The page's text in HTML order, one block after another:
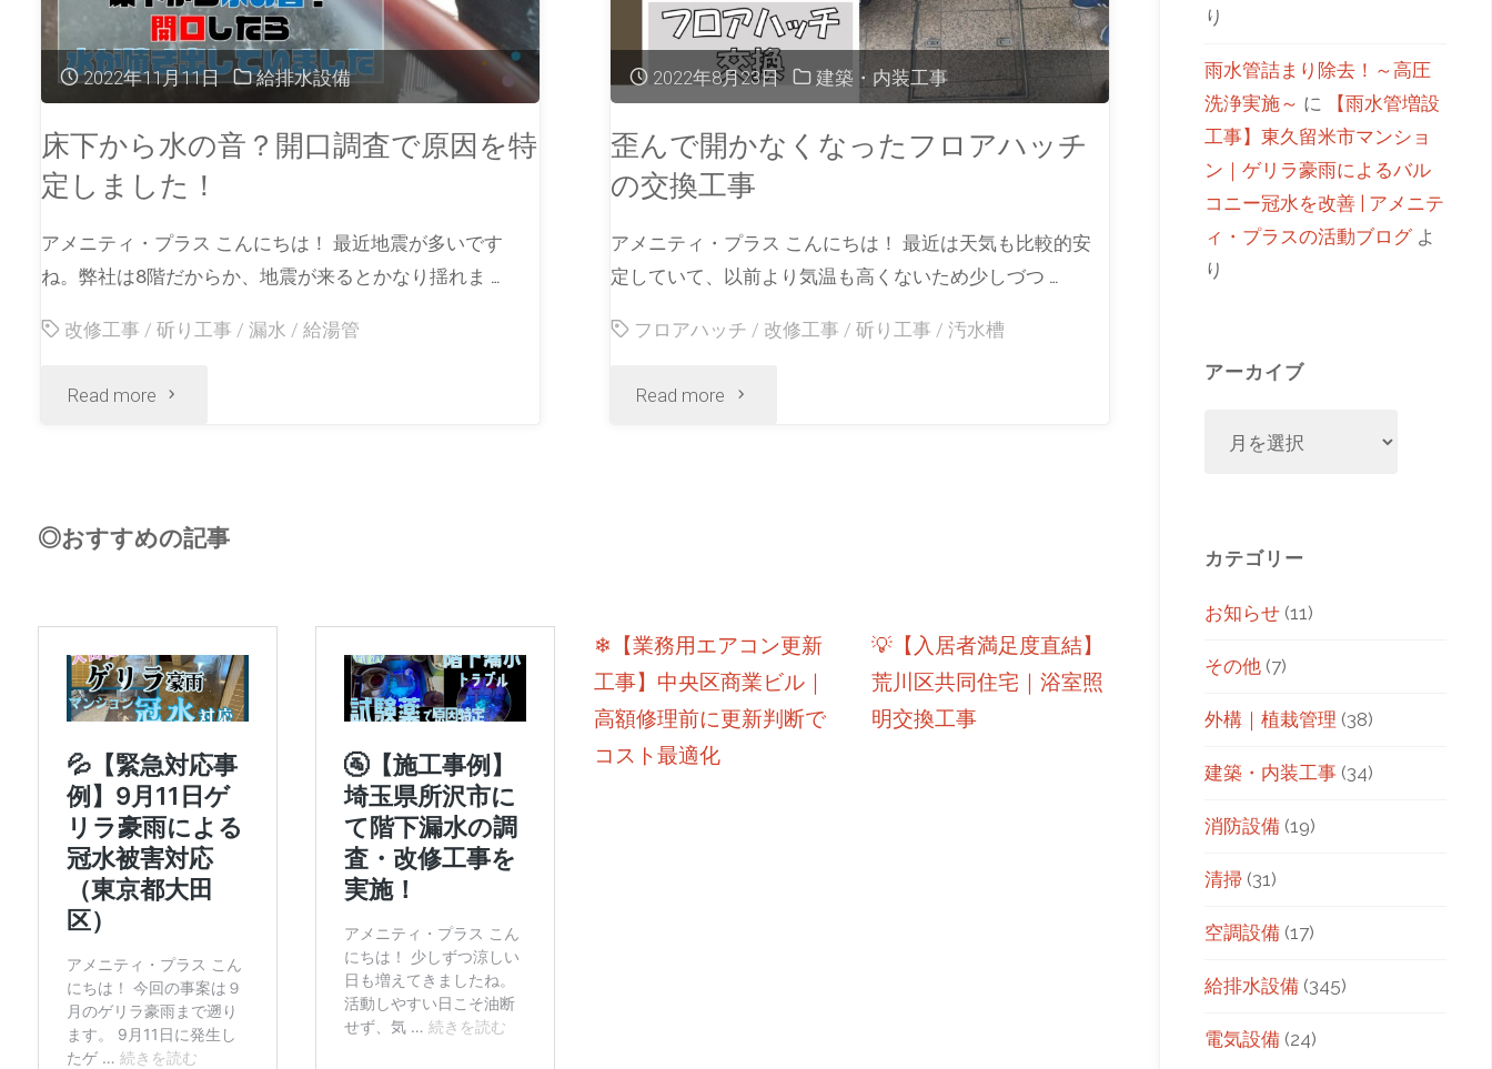
2022年11月11日 給排水設備
床下から水の音？開口調査で原因を特
定しました！
アメニティ・プラス こんにちは！ 最近地震が多いです
ね。弊社は8階だからか、地震が来るとかなり揺れま …
改修工事 / 斫り工事 / 漏水 / 給湯管
Read more
2022年8月23日 建築・内装工事
歪んで開かなくなったフロアハッチ
の交換工事
アメニティ・プラス こんにちは！ 最近は天気も比較的安
定していて、以前より気温も高くないため少しづつ …
フロアハッチ / 改修工事 / 斫り工事 / 汚水槽
Read more
◎おすすめの記事
❄【業務用エアコン更新
工事】中央区商業ビル｜
高額修理前に更新判断で
コスト最適化
💡【入居者満足度直結】
荒川区共同住宅｜浴室照
明交換工事
り
雨水管詰まり除去！～高圧
洗浄実施～ に
【雨水管増設
工事】東久留米市マンショ
ン｜ゲリラ豪雨によるバル
コニー冠水を改善 | アメニテ
ィ・プラスの活動ブログよ
り
アーカイブ
カテゴリー
お知らせ (11)
その他 (7)
外構｜植栽管理 (38)
建築・内装工事 (34)
消防設備 (19)
清掃 (31)
空調設備 (17)
給排水設備 (345)
電気設備 (24)